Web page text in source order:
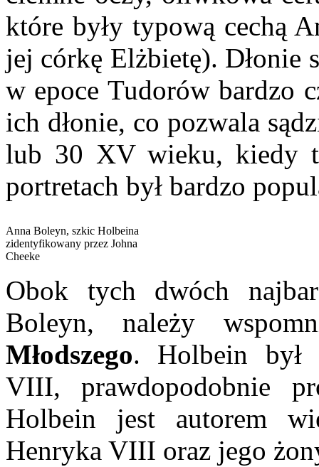
które były typową cechą
jej córkę Elżbietę). Dłonie
w epoce Tudorów bardzo
ich dłonie, co pozwala
lub 30 XV wieku, kiedy
portretach był bardzo
Anna Boleyn, szkic Holbeina
zidentyfikowany przez Johna
Cheeke
Obok tych dwóch
Boleyn, należy
Młodszego. Holbein był
VIII, prawdopodobnie
Holbein jest autorem
Henryka VIII oraz jego